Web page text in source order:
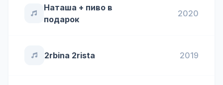
Наташа + пиво в
подарок
2020
2rbina 2rista 2019